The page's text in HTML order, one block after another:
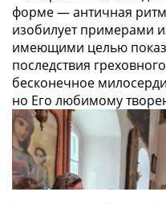
форме — античная
изобилует примерами
имеющими целью
последствия
бесконечное
но Его любимому